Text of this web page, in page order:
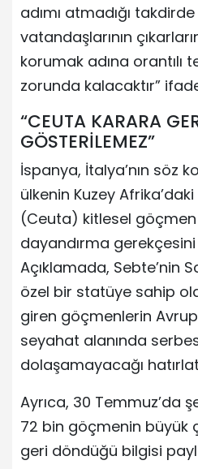
adımı atmadığı
vatandaşlarının
korumak adına orantılı
zorunda kalacaktır”
“CEUTA KARARA
GÖSTERİLEMEZ”
İspanya, İtalya’nın söz
ülkenin Kuzey
(Ceuta) kitlesel
dayandırma
Açıklamada, Sebte’nin
özel bir statüye sahip
giren göçmenlerin
seyahat alanında
dolaşamayacağı
Ayrıca, 30 Temmuz’da
72 bin göçmenin büyük
geri döndüğü bilgisi